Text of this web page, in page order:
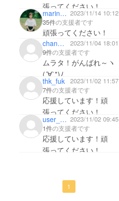
張ってください！
marino_mato 2023/11/14 10:12
35件の支援者です
頑張ってください！
chanmari39
2023/11/04 18:01
9件の支援者です
ムラタ！がんばれ～ヽ
(´∀`*)ﾉ
thk_fuk 2023/11/02 11:57
7件の支援者です
応援しています！頑
張ってください！
user_575c743ab0a4 2023/11/02 09:45
1件の支援者です
応援しています！頑
張ってください！
1